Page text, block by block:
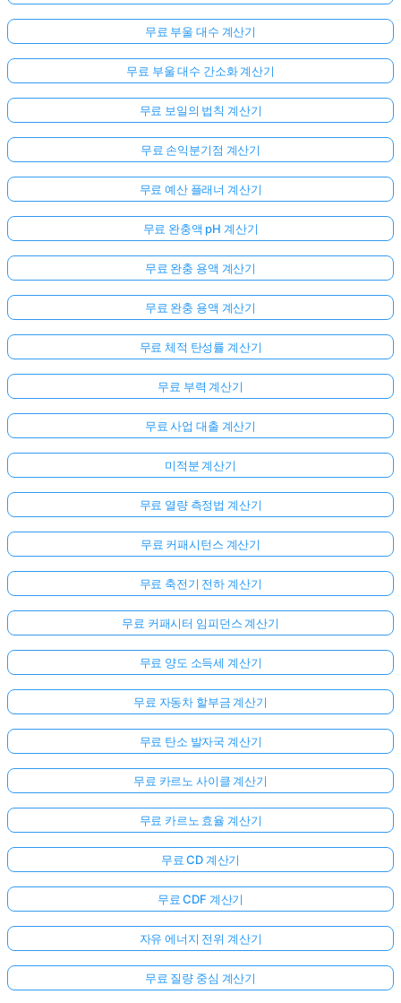
무료 부울 대수 계산기
무료 부울 대수 간소화 계산기
무료 보일의 법칙 계산기
무료 손익분기점 계산기
무료 예산 플래너 계산기
무료 완충액 pH 계산기
무료 완충 용액 계산기
무료 완충 용액 계산기
무료 체적 탄성률 계산기
무료 부력 계산기
무료 사업 대출 계산기
미적분 계산기
무료 열량 측정법 계산기
무료 커패시턴스 계산기
무료 축전기 전하 계산기
무료 커패시터 임피던스 계산기
무료 양도 소득세 계산기
무료 자동차 할부금 계산기
무료 탄소 발자국 계산기
무료 카르노 사이클 계산기
무료 카르노 효율 계산기
무료 CD 계산기
무료 CDF 계산기
자유 에너지 전위 계산기
무료 질량 중심 계산기